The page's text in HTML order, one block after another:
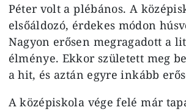
Péter volt a plébános. A
elsőáldozó, érdekes módon
Nagyon erősen megragadott a
élménye. Ekkor született meg
a hit, és aztán egyre inkább
A középiskola vége felé már